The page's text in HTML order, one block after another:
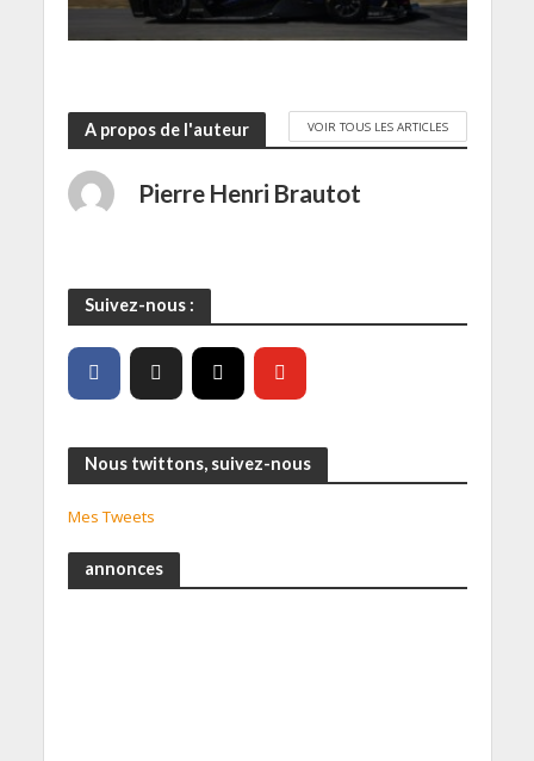
t
e
A propos de l'auteur VOIR TOUS LES ARTICLES
Pierre Henri Brautot
Suivez-nous :
Nous twittons, suivez-nous
Mes Tweets
annonces